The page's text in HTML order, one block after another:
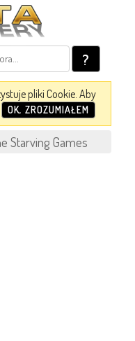
?
pliki Cookie. Aby
OK, ZROZUMIAŁEM
Starving Games